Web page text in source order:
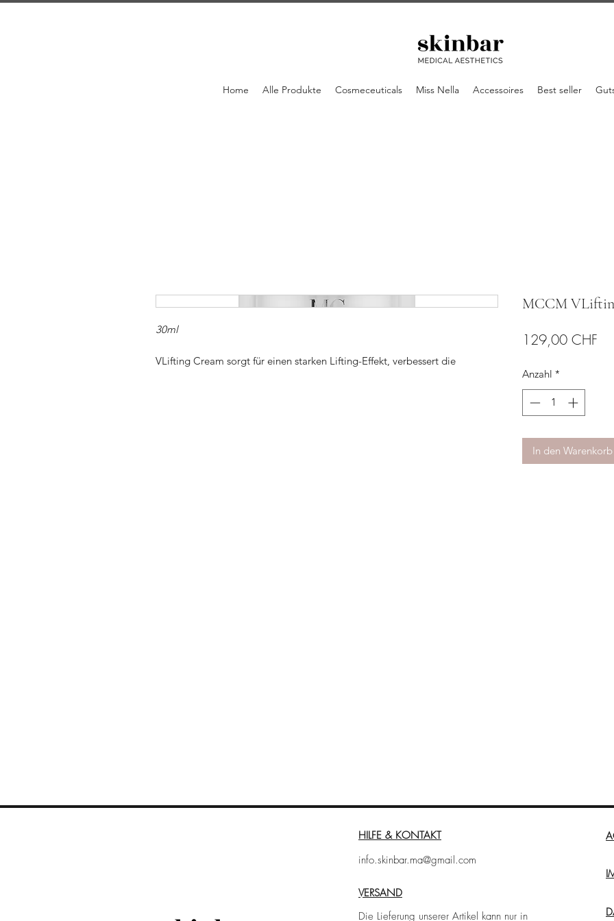
Home Alle Produkte Cosmeceuticals Miss Nella Accessoires Best seller
30ml
VLifting Cream sorgt für einen starken Lifting-Effekt, verbessert die
MCCM
129,00 CHF
Anzahl *
In den Warenkorb
HILFE & KONTAKT
info.skinbar.ma@gmail.com
VERSAND
Die Lieferung unserer Artikel kann nur in